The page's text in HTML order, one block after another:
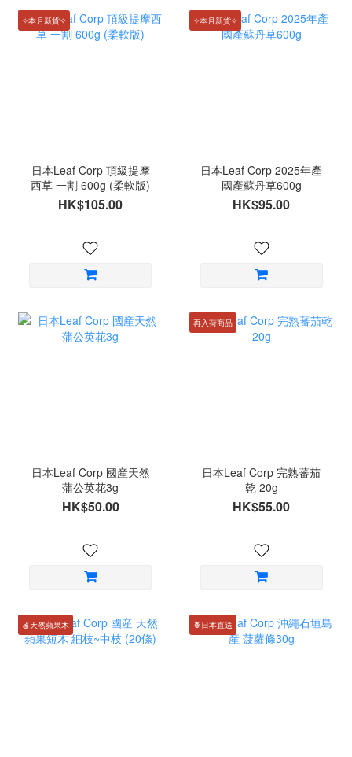
✧本月新貨✧
日本Leaf Corp 頂級提摩
西草 一割 600g (柔軟版)
HK$105.00
✧本月新貨✧
日本Leaf Corp 2025年產
國產蘇丹草600g
HK$95.00
日本Leaf Corp 國産天然
蒲公英花3g
HK$50.00
再入荷商品
日本Leaf Corp 完熟蕃茄
乾 20g
HK$55.00
🍎天然蘋果木 🍍日本直送